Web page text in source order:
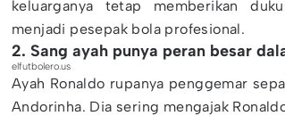
keluarganya tetap memberikan
menjadi pesepak bola profesional.
2. Sang ayah punya peran besar
elfutbolero.us
Ayah Ronaldo rupanya penggemar
Andorinha. Dia sering mengajak